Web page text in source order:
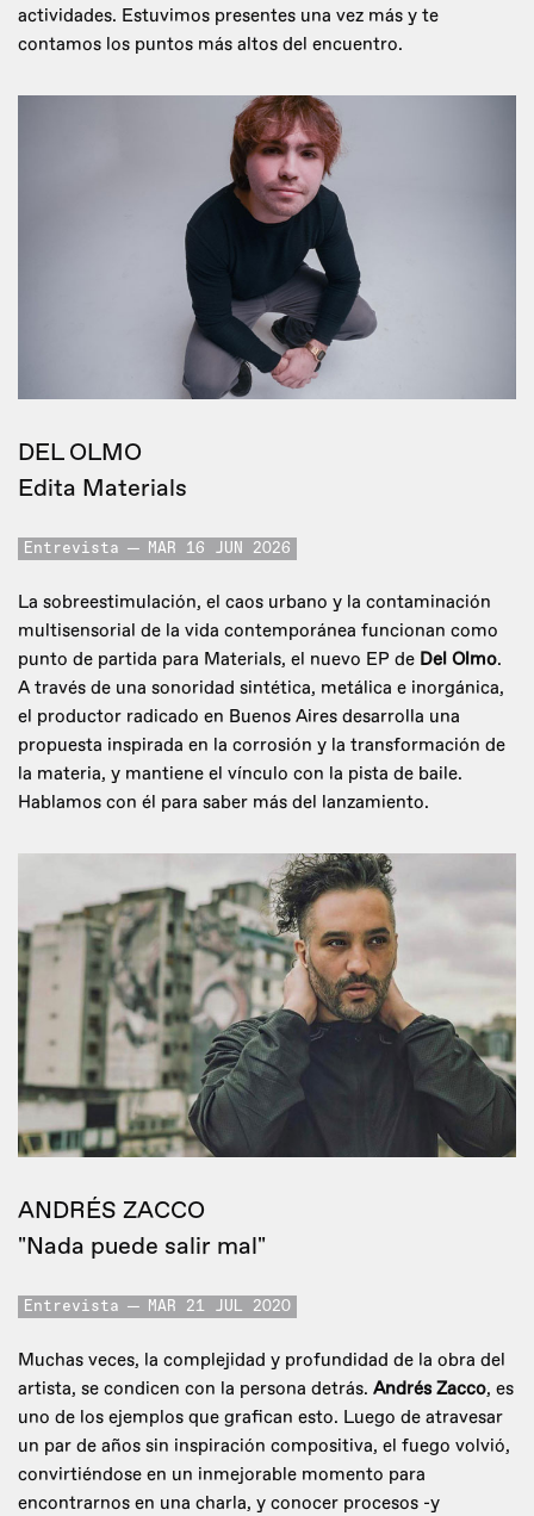
actividades. Estuvimos presentes una vez más y te
contamos los puntos más altos del encuentro.
DEL OLMO
Edita Materials
Entrevista MAR 16 JUN 2026
La sobreestimulación, el caos urbano y la contaminación
multisensorial de la vida contemporánea funcionan como
punto de partida para Materials, el nuevo EP de Del Olmo.
A través de una sonoridad sintética, metálica e inorgánica,
el productor radicado en Buenos Aires desarrolla una
propuesta inspirada en la corrosión y la transformación de
la materia, y mantiene el vínculo con la pista de baile.
Hablamos con él para saber más del lanzamiento.
ANDRÉS ZACCO
"Nada puede salir mal"
Entrevista MAR 21 JUL 2020
Muchas veces, la complejidad y profundidad de la obra del
artista, se condicen con la persona detrás. Andrés Zacco, es
uno de los ejemplos que grafican esto. Luego de atravesar
un par de años sin inspiración compositiva, el fuego volvió,
convirtiéndose en un inmejorable momento para
encontrarnos en una charla, y conocer procesos -y